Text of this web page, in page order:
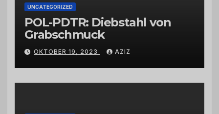
UNCATEGORIZED
POL-PDTR: Diebstahl von
Grabschmuck
OKTOBER 19, 2023 AZIZ